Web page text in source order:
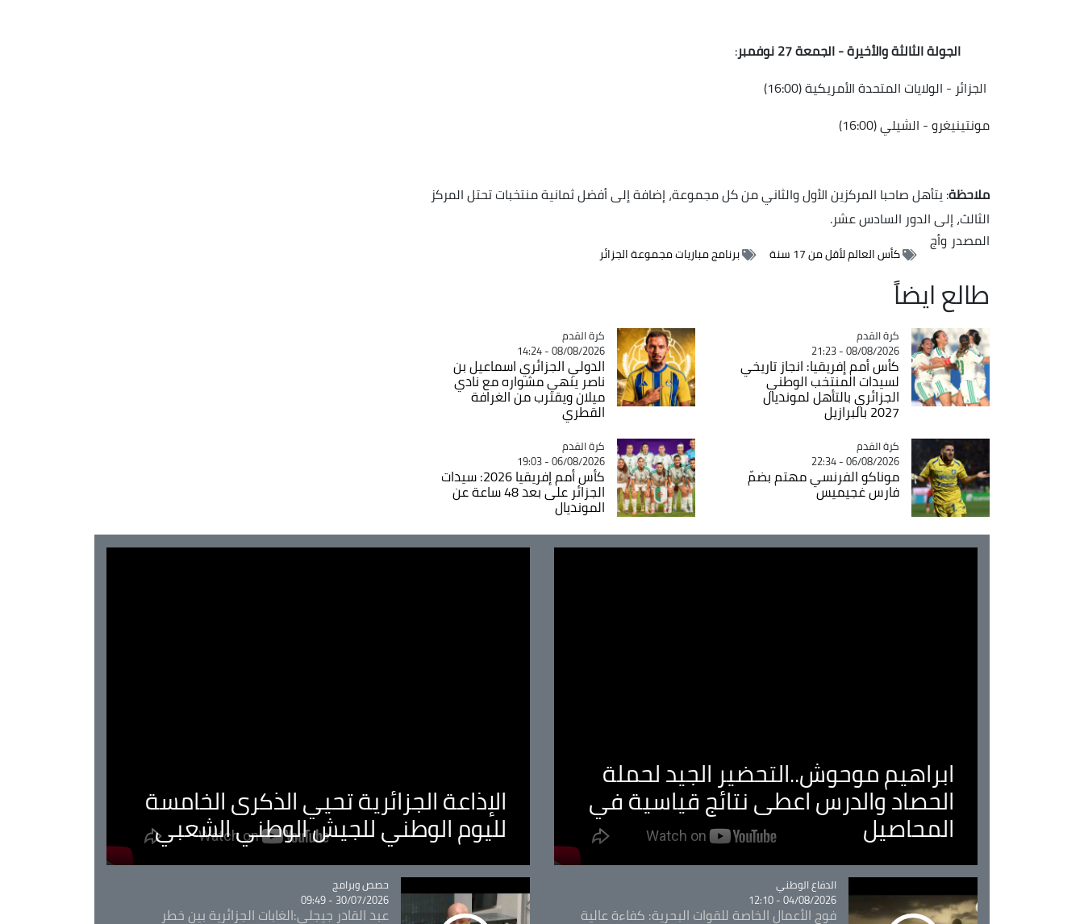
الجولة الثالثة والأخيرة - الجمعة 27 نوفمبر
:
الجزائر - الولايات المتحدة الأمريكية (16:00)
مونتينيغرو - الشيلي (16:00)
ملاحظة: يتأهل صاحبا المركزين الأول والثاني من كل مجموعة، إضافة إلى أفضل ثمانية منتخبات تحتل المركز
الثالث، إلى الدور السادس عشر.
المصدر وأج
كأس العالم لأقل من 17 سنة برنامج مباريات مجموعة الجزائر
طالع ايضاً
Catégorie
كرة القدم
08/08/2026 - 21:23
كأس أمم إفريقيا: انجاز تاريخي
لسيدات المنتخب الوطني
الجزائري بالتأهل لمونديال
2027 بالبرازيل
Catégorie
كرة القدم
08/08/2026 - 14:24
الدولي الجزائري اسماعيل بن
ناصر ينهي مشواره مع نادي
ميلان ويقترب من الغرافة
القطري
Catégorie
كرة القدم
06/08/2026 - 22:34
موناكو الفرنسي مهتم بضمّ
فارس غجيميس
Catégorie
كرة القدم
06/08/2026 - 19:03
كأس أمم إفريقيا 2026: سيدات
الجزائر على بعد 48 ساعة عن
المونديال
ابراهيم موحوش..التحضير الجيد لحملة
الحصاد والدرس اعطى نتائج قياسية في
المحاصيل
الإذاعة الجزائرية تحيي الذكرى الخامسة
لليوم الوطني للجيش الوطني الشعبي
Catégorie
الدفاع الوطني
04/08/2026 - 12:10
فوج الأعمال الخاصة للقوات البحرية: كفاءة عالية
Catégorie
حصص وبرامج
30/07/2026 - 09:49
عبد القادر جيجلي:الغابات الجزائرية بين خطر